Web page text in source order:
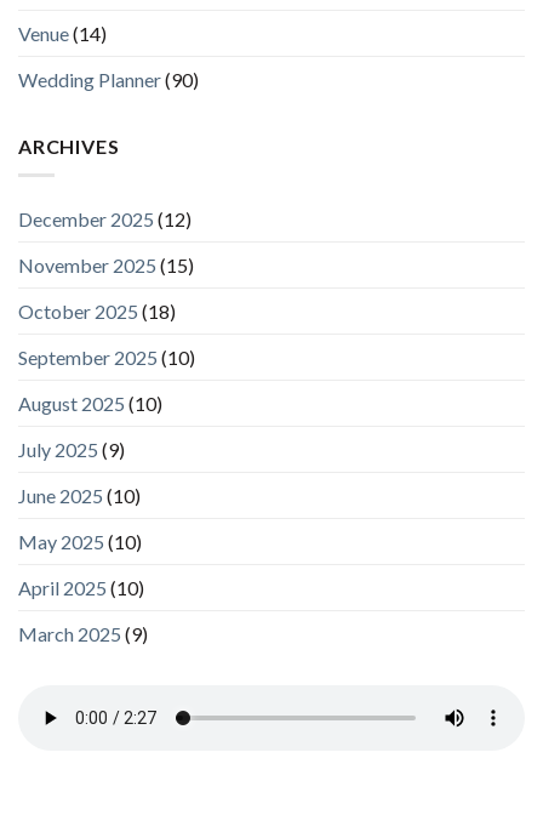
Venue(14)
Wedding Planner(90)
ARCHIVES
December 2025 (12)
November 2025 (15)
October 2025 (18)
September 2025 (10)
August 2025 (10)
July 2025 (9)
June 2025 (10)
May 2025 (10)
April 2025 (10)
March 2025 (9)